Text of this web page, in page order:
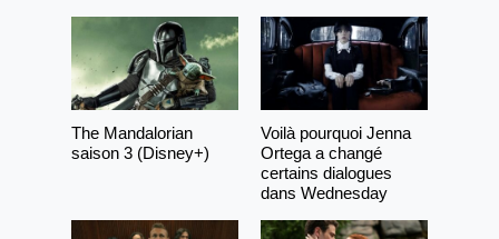
The Mandalorian
saison 3 (Disney+)
Voilà pourquoi Jenna
Ortega a changé
certains dialogues
dans Wednesday